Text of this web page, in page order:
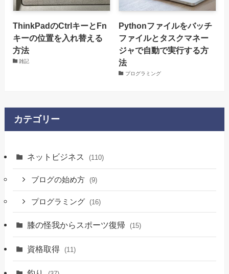
ThinkPadのCtrlキーとFn
キーの位置を入れ替える
方法
雑記
Pythonファイルをバッチ
ファイルとタスクマネー
ジャで自動で実行する方
法
プログラミング
カテゴリー
ネットビジネス (110)
ブログの始め方 (9)
プログラミング (16)
膝の怪我からスポーツ復帰 (15)
資格取得 (11)